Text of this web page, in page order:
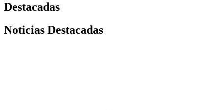
Destacadas
Noticias Destacadas